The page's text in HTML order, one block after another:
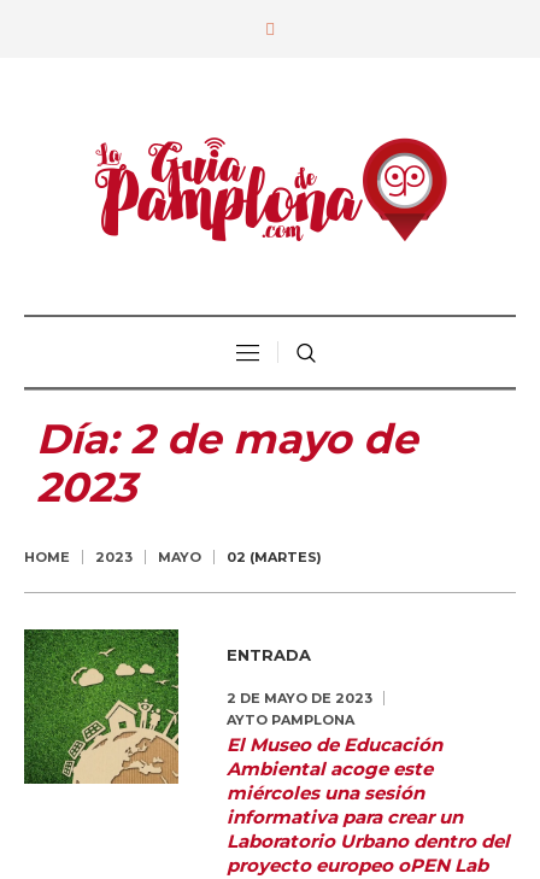
Día:2 de mayo de
2023
HOME 2023 MAYO 02 (MARTES)
ENTRADA
2 DE MAYO DE 2023
AYTO PAMPLONA
El Museo de Educación
Ambiental acoge este
miércoles una sesión
informativa para crear un
Laboratorio Urbano dentro del
proyecto europeo oPEN Lab